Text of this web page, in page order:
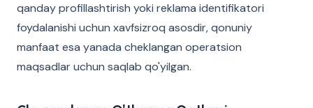
qanday profillashtirish yoki reklama identifikatori
foydalanishi uchun xavfsizroq asosdir, qonuniy
manfaat esa yanada cheklangan operatsion
maqsadlar uchun saqlab qo'yilgan.